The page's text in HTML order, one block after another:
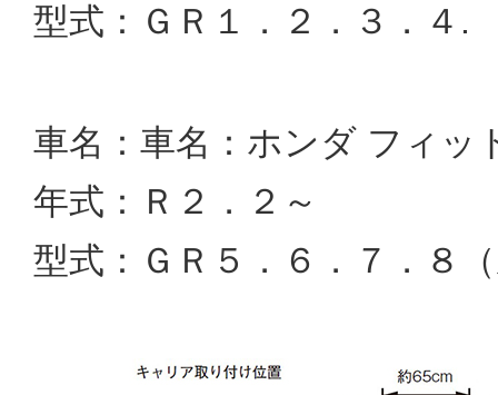
型式：ＧＲ１．２．３．４.
車名：車名：ホンダ フィッ
年式：Ｒ２．２～
型式：ＧＲ５．６．７．８